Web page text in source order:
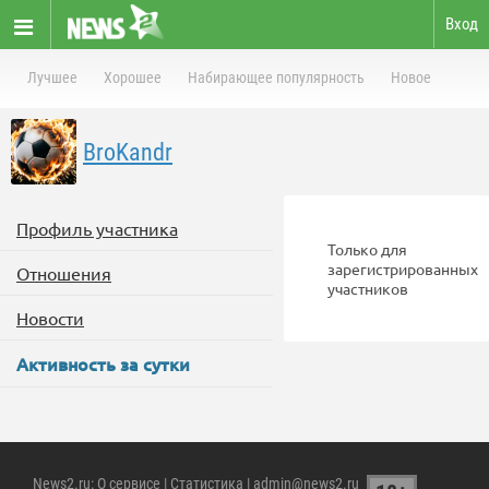
Вход
Лучшее Хорошее Набирающее популярность Новое
BroKandr
Профиль участника
Отношения
Новости
Активность за сутки
Только для
зарегистрированных
участников
News2.ru: О сервисе | Статистика | admin@news2.ru